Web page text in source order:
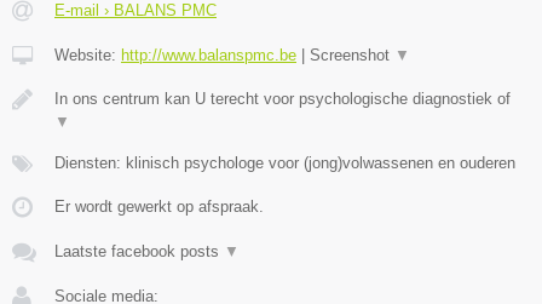
E-mail › BALANS PMC
Website: http://www.balanspmc.be Screenshot ▼
In ons centrum kan U terecht voor psychologische diagnostiek of
▼
Diensten: klinisch psychologe voor (jong)volwassenen en ouderen
Er wordt gewerkt op afspraak.
Laatste facebook posts ▼
Sociale media: